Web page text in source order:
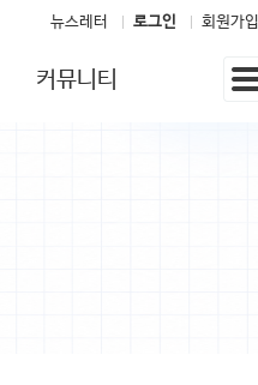
뉴스레터 로그인 회원가입
커뮤니티